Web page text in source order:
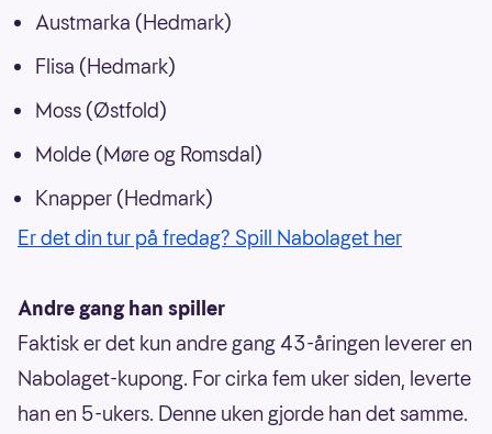
Austmarka (Hedmark)
Flisa (Hedmark)
Moss (Østfold)
Molde (Møre og Romsdal)
Knapper (Hedmark)
Er det din tur på fredag? Spill Nabolaget her
Andre gang han spiller
Faktisk er det kun andre gang 43-åringen leverer en
Nabolaget-kupong. For cirka fem uker siden, leverte
han en 5-ukers. Denne uken gjorde han det samme.